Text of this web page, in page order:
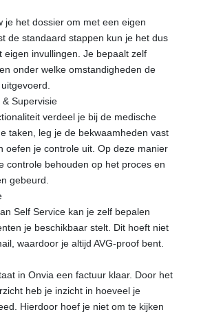
je het dossier om met een eigen
de standaard stappen kun je het dus
eigen invullingen. Je bepaalt zelf
onder welke omstandigheden de
Supervisie
verdeel je bij de medische
taken, leg je de bekwaamheden vast
oefen je controle uit. Op deze manier
controle behouden op het proces en
gebeurd.
Self Service kan je zelf bepalen
je beschikbaar stelt. Dit hoeft niet
waardoor je altijd AVG-proof bent.
in Onvia een factuur klaar. Door het
heb je inzicht in hoeveel je
Hierdoor hoef je niet om te kijken